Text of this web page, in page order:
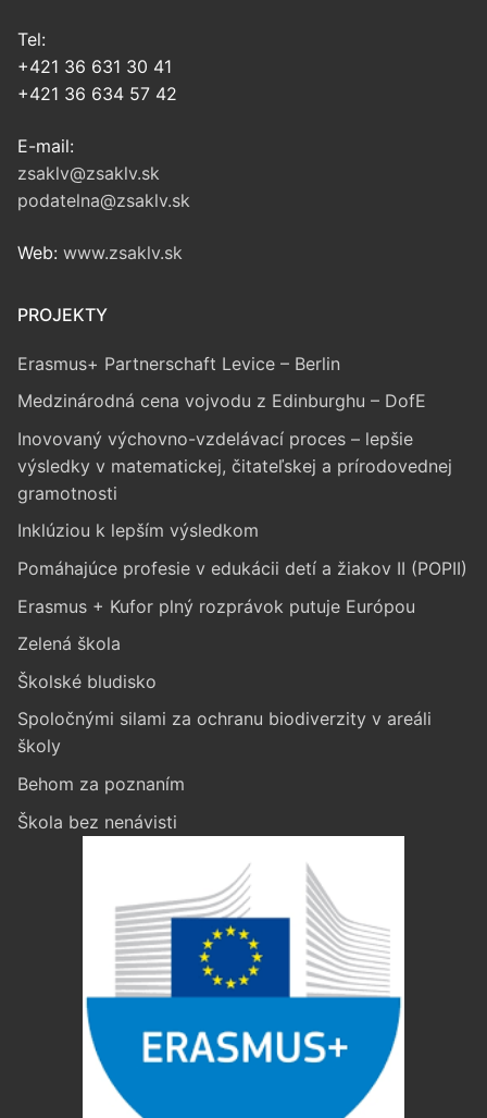
Tel:
+421 36 631 30 41
+421 36 634 57 42
E-mail:
zsaklv@zsaklv.sk
podatelna@zsaklv.sk
Web: www.zsaklv.sk
PROJEKTY
Erasmus+ Partnerschaft Levice – Berlin
Medzinárodná cena vojvodu z Edinburghu – DofE
Inovovaný výchovno-vzdelávací proces – lepšie
výsledky v matematickej, čitateľskej a prírodovednej
gramotnosti
Inklúziou k lepším výsledkom
Pomáhajúce profesie v edukácii detí a žiakov II (POPII)
Erasmus + Kufor plný rozprávok putuje Európou
Zelená škola
Školské bludisko
Spoločnými silami za ochranu biodiverzity v areáli
školy
Behom za poznaním
Škola bez nenávisti